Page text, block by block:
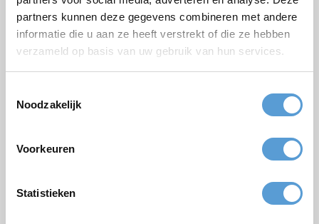
partners kunnen deze gegevens combineren met andere
informatie die u aan ze heeft verstrekt of die ze hebben
verzameld op basis van uw gebruik van hun services.
Noodzakelijk
Voorkeuren
Statistieken
E-mail *
Telefoon
Geplande datum
Opties/aanvullingen